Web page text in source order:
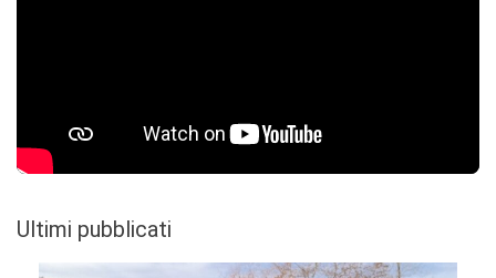
Ultimi pubblicati